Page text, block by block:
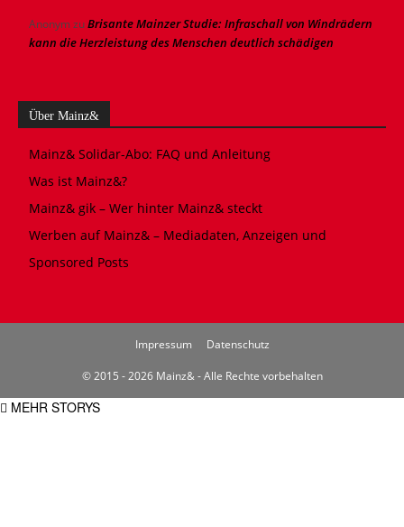
AnonymzuBrisante Mainzer Studie: Infraschall von Windrädern
kann die Herzleistung des Menschen deutlich schädigen
Über Mainz&
Mainz& Solidar-Abo: FAQ und Anleitung
Was ist Mainz&?
Mainz& gik – Wer hinter Mainz& steckt
Werben auf Mainz& – Mediadaten, Anzeigen und
Sponsored Posts
Impressum Datenschutz
© 2015 - 2026 Mainz& - Alle Rechte vorbehalten
MEHR STORYS